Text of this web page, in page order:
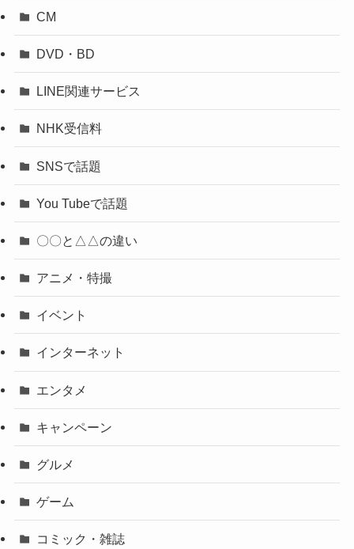
CM
DVD・BD
LINE関連サービス
NHK受信料
SNSで話題
You Tubeで話題
〇〇と△△の違い
アニメ・特撮
イベント
インターネット
エンタメ
キャンペーン
グルメ
ゲーム
コミック・雑誌